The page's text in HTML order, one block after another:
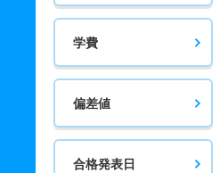
学費
偏差値
合格発表日